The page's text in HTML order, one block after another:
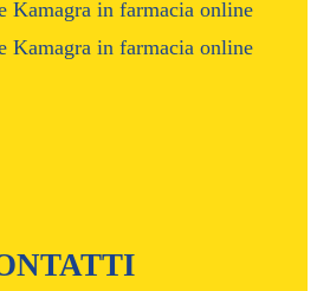
Kamagra in farmacia online
Kamagra in farmacia online